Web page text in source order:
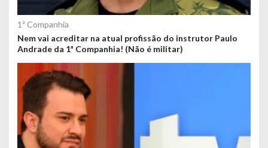
1ª Companhia
Nem vai acreditar na atual profissão do instrutor Paulo
Andrade da 1ª Companhia! (Não é militar)